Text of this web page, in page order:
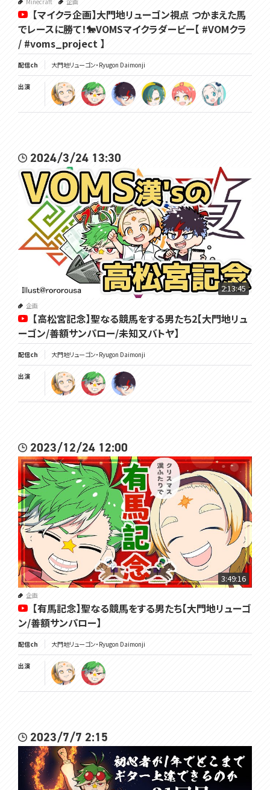
【マイクラ企画】大門地リューゴン視点 つかまえた馬
でレースに勝て！🐎VOMSマイクラダービー【 #VOMクラ
/ #voms_project 】
配信ch 大門地リューゴン・Ryugon Daimonji
出演
2024/3/24 13:30
2:13:45
企画
【高松宮記念】聖なる競馬をする男たち2【大門地リュ
ーゴン/善額サンパロー/未知又バトヤ】
配信ch 大門地リューゴン・Ryugon Daimonji
出演
2023/12/24 12:00
3:49:16
企画
【有馬記念】聖なる競馬をする男たち【大門地リューゴ
ン/善額サンパロー】
配信ch 大門地リューゴン・Ryugon Daimonji
出演
2023/7/7 2:15